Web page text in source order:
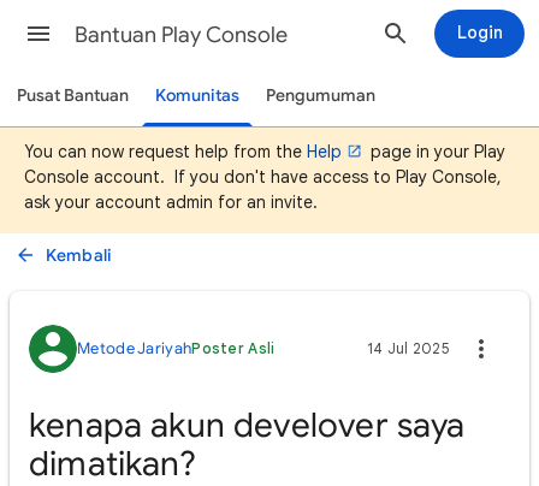
Bantuan Play Console Login
Pusat Bantuan Komunitas Pengumuman
You can now request help from the Help
page in your Play
Console account. If you don't have access to Play Console,
ask your account admin for an invite.
Kembali
Metode JariyahPoster Asli 14 Jul 2025
kenapa akun develover saya
dimatikan?